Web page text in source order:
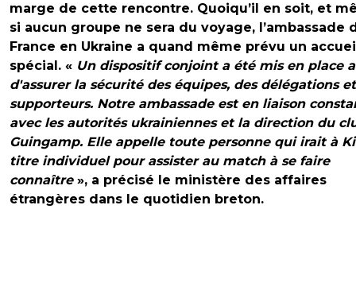
marge de cette rencontre. Quoiqu’il en soit, et
si aucun groupe ne sera du voyage, l’ambassade
France en Ukraine a quand même prévu un
spécial. « Un dispositif conjoint a été mis en place
d'assurer la sécurité des équipes, des délégations
supporteurs. Notre ambassade est en liaison
avec les autorités ukrainiennes et la direction du
Guingamp. Elle appelle toute personne qui irait à
titre individuel pour assister au match à se faire
connaître », a précisé le ministère des affaires
étrangères dans le quotidien breton.